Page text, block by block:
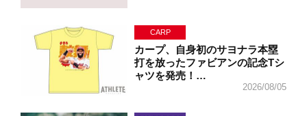
CARP
カープ、自身初のサヨナラ本塁
打を放ったファビアンの記念Tシ
ャツを発売！…
2026/08/05